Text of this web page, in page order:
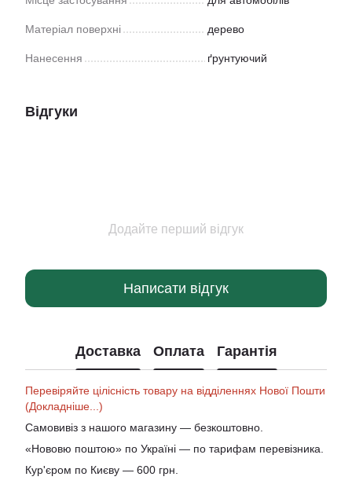
Матеріал поверхні дерево
Нанесення ґрунтуючий
Відгуки
Додайте перший відгук
Написати відгук
Доставка Оплата Гарантія
Перевіряйте цілісність товару на відділеннях Нової Пошти
(Докладніше...)
Самовивіз з нашого магазину — безкоштовно.
«Нововю поштою» по Україні — по тарифам перевізника.
Кур'єром по Києву — 600 грн.